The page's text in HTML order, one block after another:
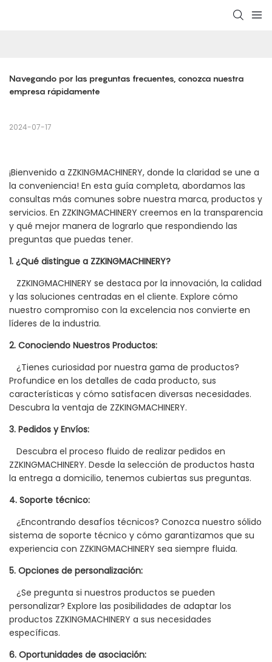
Navegando por las preguntas frecuentes, conozca nuestra
empresa rápidamente
2024-07-17
¡Bienvenido a ZZKINGMACHINERY, donde la claridad se une a
la conveniencia! En esta guía completa, abordamos las
consultas más comunes sobre nuestra marca, productos y
servicios. En ZZKINGMACHINERY creemos en la transparencia
y qué mejor manera de lograrlo que respondiendo las
preguntas que puedas tener.
1. ¿Qué distingue a ZZKINGMACHINERY?
ZZKINGMACHINERY se destaca por la innovación, la calidad
y las soluciones centradas en el cliente. Explore cómo
nuestro compromiso con la excelencia nos convierte en
líderes de la industria.
2. Conociendo Nuestros Productos:
¿Tienes curiosidad por nuestra gama de productos?
Profundice en los detalles de cada producto, sus
características y cómo satisfacen diversas necesidades.
Descubra la ventaja de ZZKINGMACHINERY.
3. Pedidos y Envíos:
Descubra el proceso fluido de realizar pedidos en
ZZKINGMACHINERY. Desde la selección de productos hasta
la entrega a domicilio, tenemos cubiertas sus preguntas.
4. Soporte técnico:
¿Encontrando desafíos técnicos? Conozca nuestro sólido
sistema de soporte técnico y cómo garantizamos que su
experiencia con ZZKINGMACHINERY sea siempre fluida.
5. Opciones de personalización:
¿Se pregunta si nuestros productos se pueden
personalizar? Explore las posibilidades de adaptar los
productos ZZKINGMACHINERY a sus necesidades
específicas.
6. Oportunidades de asociación: